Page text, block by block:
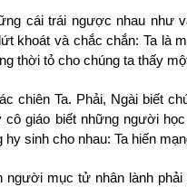
cái trái ngược nhau như
khoát và chắc chắn: Ta là
thời tỏ cho chúng ta thấy
chiên Ta. Phải, Ngài biết
cô giáo biết những người
hy sinh cho nhau: Ta hiến
người mục tử nhân lành